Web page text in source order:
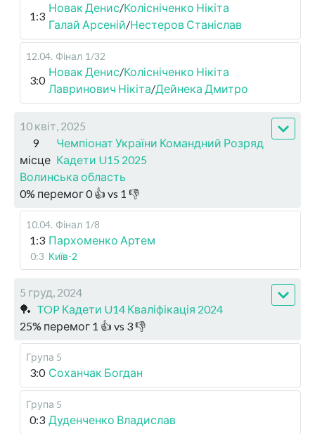
1:3
Новак Денис/Колісніченко Нікіта
Галай Арсеній/Нестеров Станіслав
12.04. Фінал 1/32
3:0
Новак Денис/Колісніченко Нікіта
Лавринович Нікіта/Дейнека Дмитро
10 квіт, 2025
9
місце
Чемпіонат України Командний Розряд
Кадети U15 2025
Волинська область
0% перемог0👍 vs 1 👎
10.04. Фінал 1/8
1:3 Пархоменко Артем
0:3 Київ-2
5 груд, 2024
🏓 TOP Кадети U14 Кваліфікація 2024
25% перемог 1 👍 vs 3👎
Група 5
3:0 Соханчак Богдан
Група 5
0:3 Дуденченко Владислав